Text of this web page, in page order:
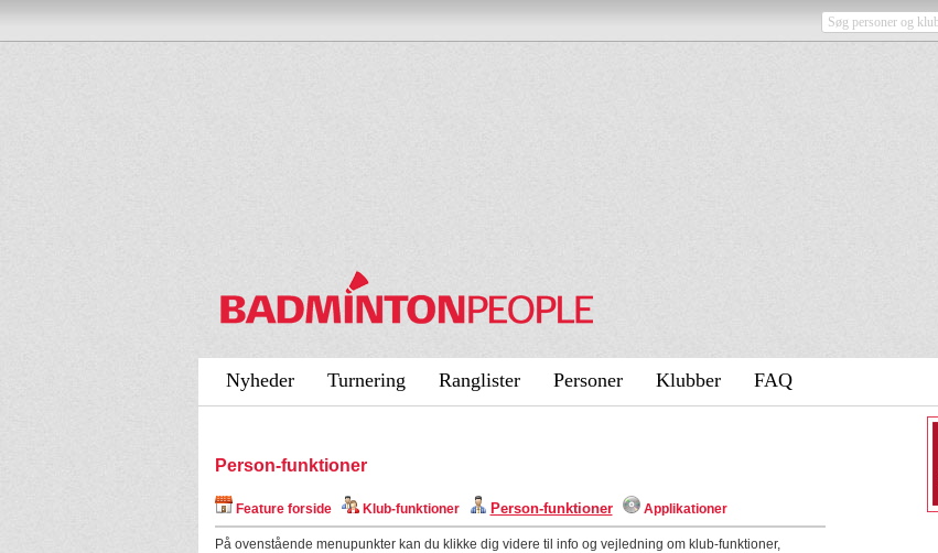
Nyheder Turnering Ranglister Personer Klubber FAQ
Person-funktioner
Feature forside Klub-funktioner Person-funktioner Applikationer
På ovenstående menupunkter kan du klikke dig videre til info og vejledning om klub-funktioner,